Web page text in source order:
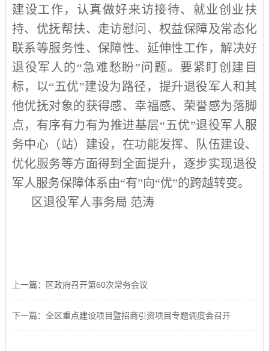
建设工作，认真做好来访接待、就业创业扶
持、优抚帮扶、走访慰问、权益保障及常态化
联系等服务性、保障性、延伸性工作，解决好
退役军人的“急难愁盼”问题。要紧盯创建目
标，以“五优”建设为路径，提升退役军人和其
他优抚对象的获得感、幸福感、荣誉感为落脚
点，有序有力有为推进基层“五优”退役军人服
务中心（站）建设，在功能发挥、队伍建设、
优化服务等方面得到全面提升，逐步实现退役
军人服务保障体系由“有”向“优”的跨越转变。
区退役军人事务局 范涛
上一篇：区政府召开第60次常务会议
下一篇：全区重点建设项目暨招商引资项目专题调度会召开